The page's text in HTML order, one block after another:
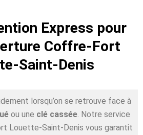
Express pour
Coffre-Fort
Saint-Denis
lorsqu’on se retrouve face à
ou une clé cassée. Notre service
Louette-Saint-Denis vous garantit